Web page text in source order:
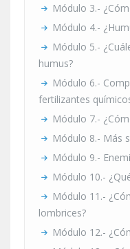
Módulo 3.-
Módulo 4.-
Módulo 5.-
humus?
Módulo 6.-
fertilizantes
Módulo 7.-
Módulo 8.- Más
Módulo 9.-
Módulo 10.-
Módulo 11.-
lombrices?
Módulo 12.-